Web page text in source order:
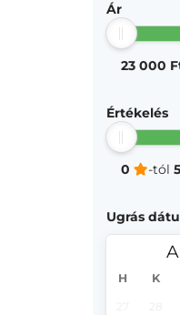
Ár
23 000
Értékelés
0 -tól 5
Ugrás
H K